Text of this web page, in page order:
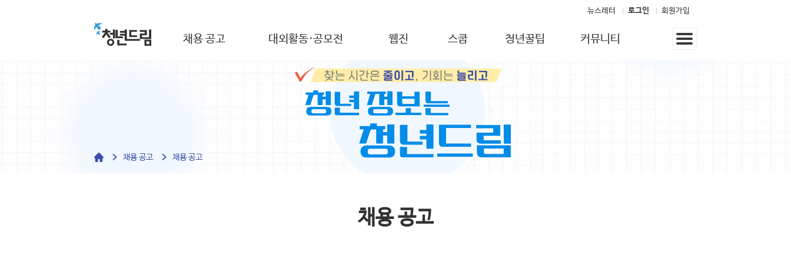
뉴스레터 로그인 회원가입
채용 공고 대외활동·공모전 웹진 스쿱 청년꿀팁 커뮤니티
채용 공고 채용 공고
채용 공고